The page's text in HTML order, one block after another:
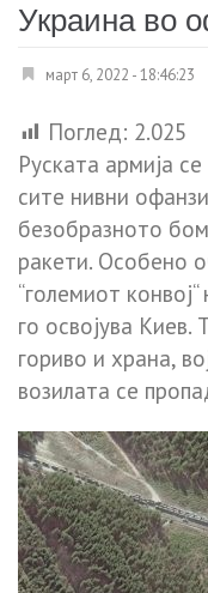
Украина во
март 6, 2022 - 18:46:23
Поглед: 2.025
Руската армија
сите нивни
безобразното
ракети. Особено
“големиот
го освојува Киев.
гориво и храна,
возилата се